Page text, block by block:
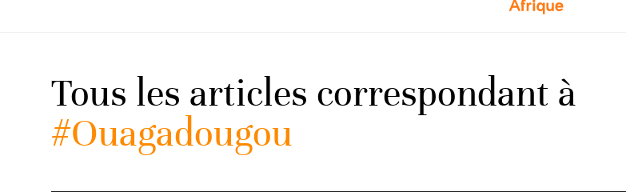
Tous les articles correspondant à
#Ouagadougou